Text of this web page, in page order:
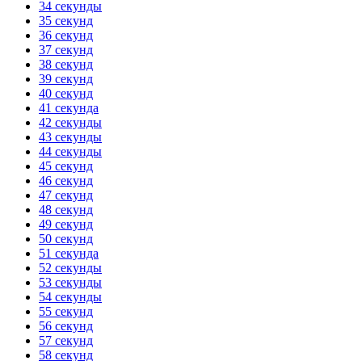
34 секунды
35 секунд
36 секунд
37 секунд
38 секунд
39 секунд
40 секунд
41 секунда
42 секунды
43 секунды
44 секунды
45 секунд
46 секунд
47 секунд
48 секунд
49 секунд
50 секунд
51 секунда
52 секунды
53 секунды
54 секунды
55 секунд
56 секунд
57 секунд
58 секунд